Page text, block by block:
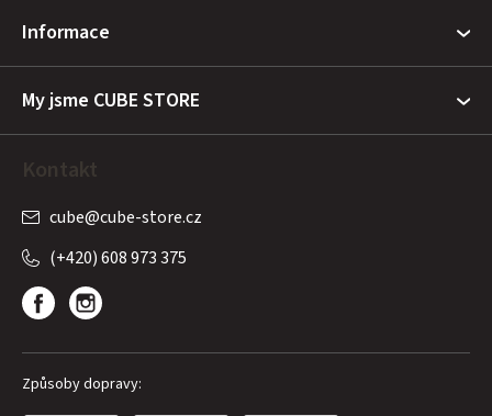
Informace
My jsme CUBE STORE
Kontakt
cube@cube-store.cz
(+420) 608 973 375
Způsoby dopravy: